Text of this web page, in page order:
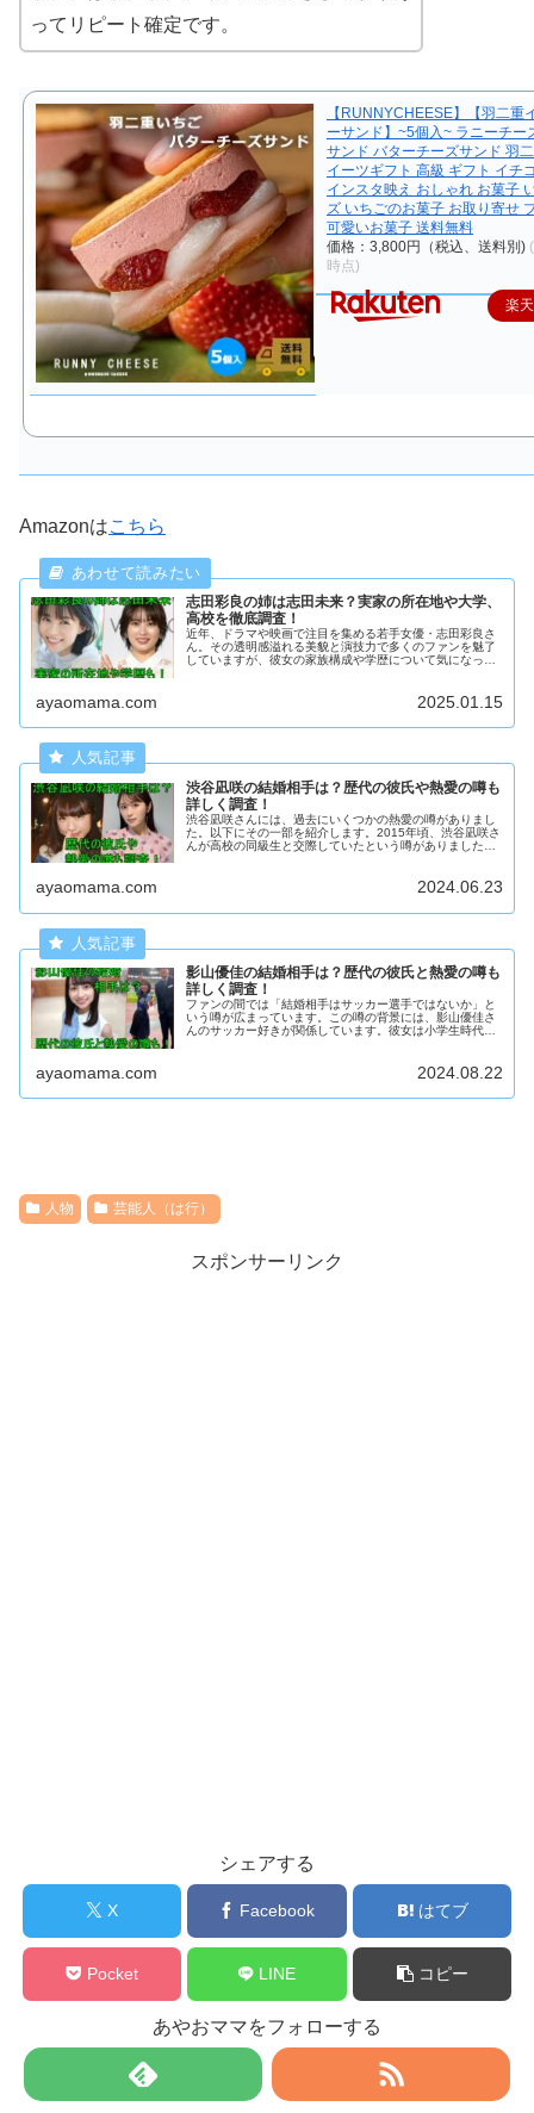
ってリピート確定です。
【RUNNYCHEESE】【羽二重
ーサンド】~5個入~ ラニーチー
サンド バターチーズサンド 羽
イーツギフト 高級 ギフト イチ
インスタ映え おしゃれ お菓子
ズ いちごのお菓子 お取り寄せ
可愛いお菓子 送料無料
価格：3,800円（税込、送料別)
時点)
楽
Amazonはこちら
志田彩良の姉は志田未来？実家の所在地や大学、
高校を徹底調査！
近年、ドラマや映画で注目を集める若手女優・志田彩良さ
ん。その透明感溢れる美貌と演技力で多くのファンを魅了
していますが、彼女の家族構成や学歴について気になって
ayaomama.com 2025.01.15
渋谷凪咲の結婚相手は？歴代の彼氏や熱愛の噂も
詳しく調査！
渋谷凪咲さんには、過去にいくつかの熱愛の噂がありまし
た。以下にその一部を紹介します。2015年頃、渋谷凪咲さ
んが高校の同級生と交際していたという噂がありました。
ayaomama.com 2024.06.23
影山優佳の結婚相手は？歴代の彼氏と熱愛の噂も
詳しく調査！
ファンの間では「結婚相手はサッカー選手ではないか」と
いう噂が広まっています。この噂の背景には、影山優佳さ
んのサッカー好きが関係しています。彼女は小学生時代に
ayaomama.com 2024.08.22
人物 芸能人（は行）
スポンサーリンク
シェアする
X Facebook はてブ
Pocket LINE コピー
あやおママをフォローする